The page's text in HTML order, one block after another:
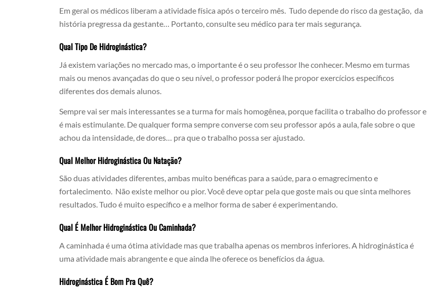
Em geral os médicos liberam a atividade física após o terceiro mês. Tudo depende do risco da gestação, da
história pregressa da gestante… Portanto, consulte seu médico para ter mais segurança.
Qual Tipo De Hidroginástica?
Já existem variações no mercado mas, o importante é o seu professor lhe conhecer. Mesmo em turmas
mais ou menos avançadas do que o seu nível, o professor poderá lhe propor exercícios específicos
diferentes dos demais alunos.
Sempre vai ser mais interessantes se a turma for mais homogênea, porque facilita o trabalho do professor e
é mais estimulante. De qualquer forma sempre converse com seu professor após a aula, fale sobre o que
achou da intensidade, de dores… pra que o trabalho possa ser ajustado.
Qual Melhor Hidroginástica Ou Natação?
São duas atividades diferentes, ambas muito benéficas para a saúde, para o emagrecimento e
fortalecimento. Não existe melhor ou pior. Você deve optar pela que goste mais ou que sinta melhores
resultados. Tudo é muito específico e a melhor forma de saber é experimentando.
Qual É Melhor Hidroginástica Ou Caminhada?
A caminhada é uma ótima atividade mas que trabalha apenas os membros inferiores. A hidroginástica é
uma atividade mais abrangente e que ainda lhe oferece os benefícios da água.
Hidroginástica É Bom Pra Quê?